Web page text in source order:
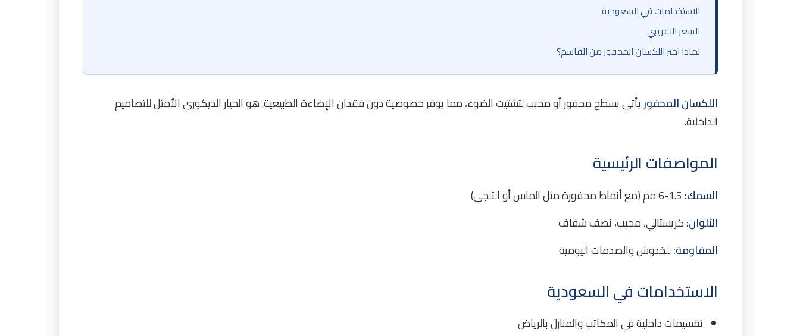
الاستخدامات في السعودية
السعر التقريبي
لماذا اختر اللكسان المحفور من القاسم؟
اللكسان المحفوريأتي بسطح محفور أو محبب لتشتيت الضوء، مما يوفر خصوصية دون فقدان الإضاءة الطبيعية. هو الخيار الديكوري الأمثل للتصاميم
الداخلية.
المواصفات الرئيسية
السمك:
الألوان:كريستالي، محبب، نصف شفاف
المقاومة:للخدوش والصدمات اليومية
الاستخدامات في السعودية
تقسيمات داخلية في المكاتب والمنازل بالرياض